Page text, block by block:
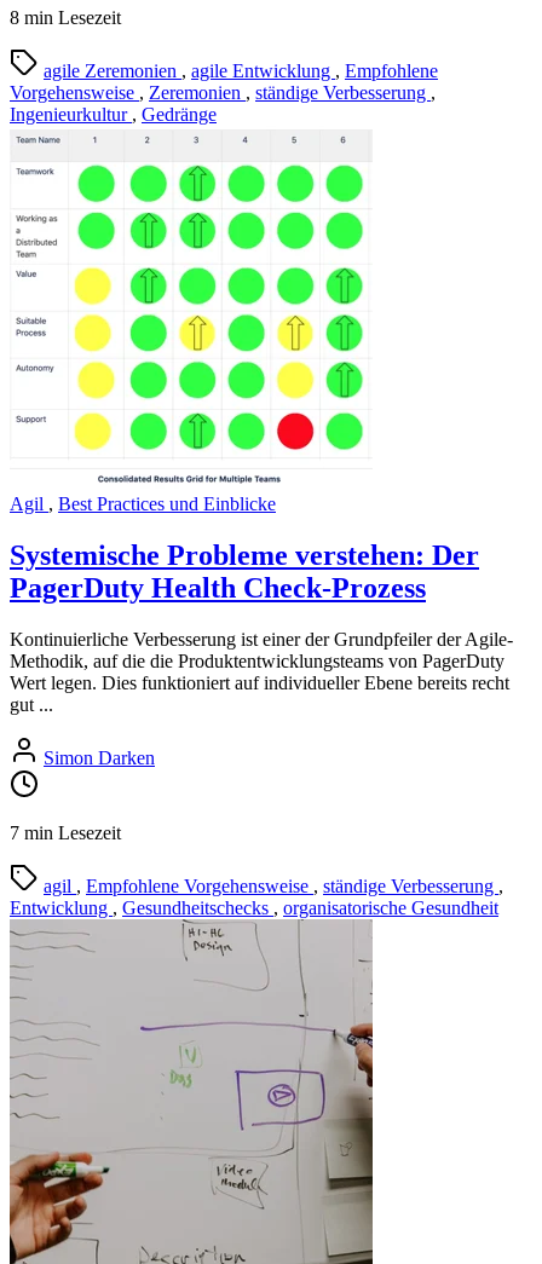
8 min Lesezeit
agile Zeremonien , agile Entwicklung , Empfohlene
Vorgehensweise , Zeremonien , ständige Verbesserung ,
Ingenieurkultur , Gedränge
Agil , Best Practices und Einblicke
Systemische Probleme verstehen: Der
PagerDuty Health Check-Prozess
Kontinuierliche Verbesserung ist einer der Grundpfeiler der Agile-
Methodik, auf die die Produktentwicklungsteams von PagerDuty
Wert legen. Dies funktioniert auf individueller Ebene bereits recht
gut ...
Simon Darken
7 min Lesezeit
agil , Empfohlene Vorgehensweise , ständige Verbesserung ,
Entwicklung , Gesundheitschecks , organisatorische Gesundheit